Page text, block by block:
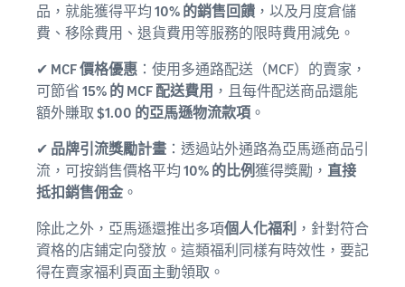
品，就能獲得平均 10% 的銷售回饋 ，以及月度倉儲
費、移除費用、退貨費用等服務的限時費用減免。
✔ MCF 價格優惠 ：使用多通路配送（MCF）的賣家，
可節省 15% 的 MCF 配送費用 ，且每件配送商品還能
額外賺取 $1.00 的亞馬遜物流款項 。
✔ 品牌引流獎勵計畫 ：透過站外通路為亞馬遜商品引
流，可按銷售價格平均 10% 的比例獲得獎勵， 直接
抵扣銷售佣金 。
除此之外，亞馬遜還推出多項個人化福利 ，針對符合
資格的店鋪定向發放。這類福利同樣有時效性，要記
得在賣家福利頁面主動領取。